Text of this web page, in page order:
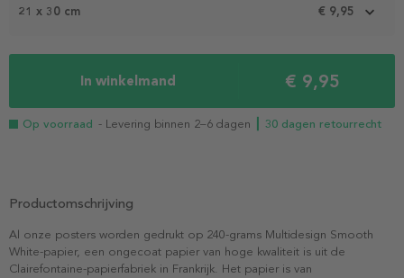
21 x 30 cm € 9,95
In winkelmand € 9,95
Op voorraad - Levering binnen 2–6 dagen ┃ 30 dagen retourrecht
Productomschrijving
Al onze posters worden gedrukt op 240-grams Multidesign Smooth
White-papier, een ongecoat papier van hoge kwaliteit is uit de
Clairefontaine-papierfabriek in Frankrijk. Het papier is van